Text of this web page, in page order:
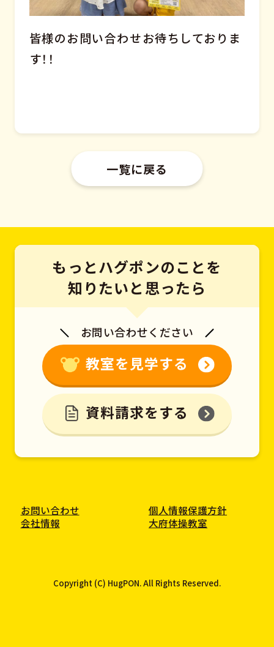
皆様のお問い合わせお待ちしておりま
す！！
一覧に戻る
もっとハグポンのことを
知りたいと思ったら
お問い合わせください
教室を見学する
資料請求をする
お問い合わせ
個人情報保護方針
会社情報
大府体操教室
Copyright (C) HugPON. All Rights Reserved.